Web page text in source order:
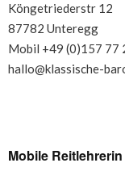
Köngetriederstr 12
87782 Unteregg
Mobil +49 (0)157 77
hallo@klassische-
Mobile Reitlehrerin